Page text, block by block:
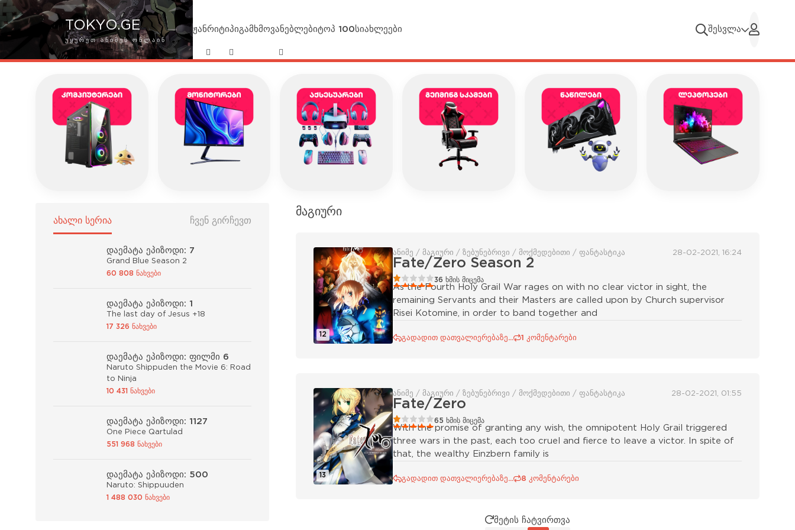
TOKYO.GE
ᲣᲧᲣᲠᲔᲗ ᲐᲜᲘᲛᲔᲡ ᲝᲜᲚᲐᲘᲜ
ჟანრიტიპიგამხმოვანებლებიტოპ 100სიახლეები შესვლა
მაგიური
12
ანიმე / მაგიური / ზებუნებრივი / მოქმედებითი / ფანტასტიკა 28-02-2021, 16:24
Fate/Zero Season 2
1 2 3 4 5 36 ხმის მიცემა
As the Fourth Holy Grail War rages on with no clear victor in sight, the
remaining Servants and their Masters are called upon by Church supervisor
Risei Kotomine, in order to band together and
გადადით დათვალიერებაზე... 1 კომენტარები
13
ანიმე / მაგიური / ზებუნებრივი / მოქმედებითი / ფანტასტიკა 28-02-2021, 01:55
Fate/Zero
1 2 3 4 5 65 ხმის მიცემა
With the promise of granting any wish, the omnipotent Holy Grail triggered
three wars in the past, each too cruel and fierce to leave a victor. In spite of
that, the wealthy Einzbern family is
გადადით დათვალიერებაზე... 8 კომენტარები
მეტის ჩატვირთვა
ᲐᲮᲐᲚᲘ ᲡᲔᲠᲘᲐ ᲩᲕᲔᲜ ᲒᲘᲠᲩᲔᲕᲗ
დაემატა ეპიზოდი: 7
Grand Blue Season 2
60 808 ნახვები
დაემატა ეპიზოდი: 1
The last day of Jesus +18
17 326 ნახვები
დაემატა ეპიზოდი: ფილმი 6
Naruto Shippuden the Movie 6: Road
to Ninja
10 431 ნახვები
დაემატა ეპიზოდი: 1127
One Piece Qartulad
551 968 ნახვები
დაემატა ეპიზოდი: 500
Naruto: Shippuuden
1 488 030 ნახვები